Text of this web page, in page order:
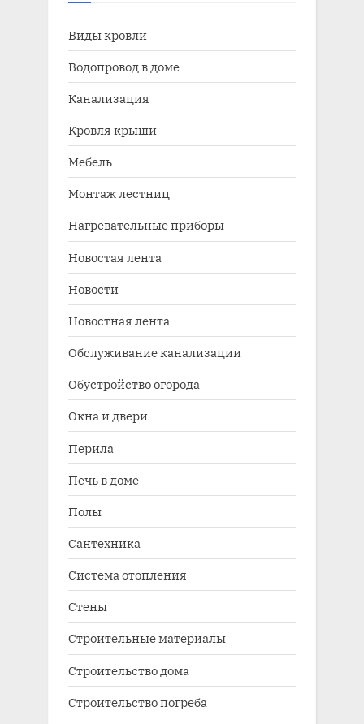
Виды кровли
Водопровод в доме
Канализация
Кровля крыши
Мебель
Монтаж лестниц
Нагревательные приборы
Новостая лента
Новости
Новостная лента
Обслуживание канализации
Обустройство огорода
Окна и двери
Перила
Печь в доме
Полы
Сантехника
Система отопления
Стены
Строительные материалы
Строительство дома
Строительство погреба